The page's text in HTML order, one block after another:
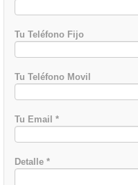
Tu Teléfono Fijo
Tu Teléfono Movil
Tu Email *
Detalle *